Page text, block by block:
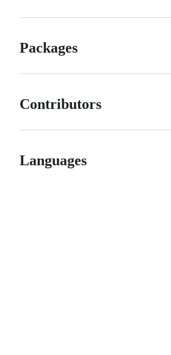
Packages
Contributors
Languages